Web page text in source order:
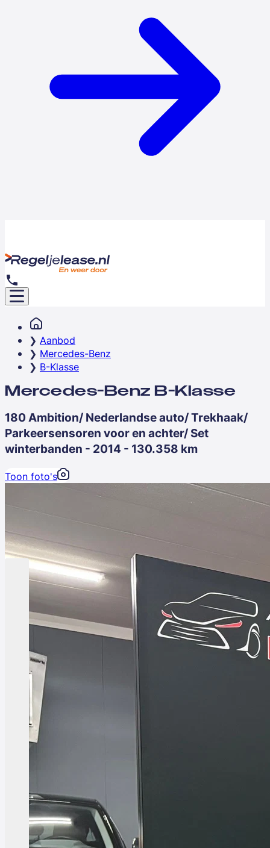
Aanbod
Mercedes-Benz
B-Klasse
Mercedes-Benz B-Klasse
180 Ambition/ Nederlandse auto/ Trekhaak/
Parkeersensoren voor en achter/ Set
winterbanden - 2014 - 130.358 km
Toon foto's